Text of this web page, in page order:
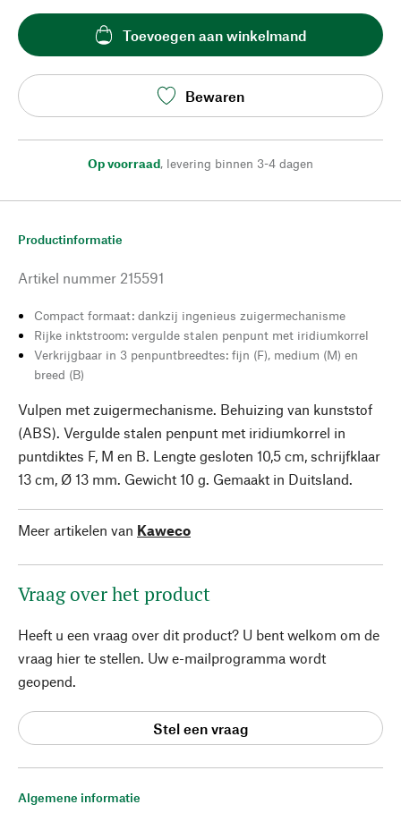
Toevoegen aan winkelmand
Bewaren
Op voorraad, levering binnen 3-4 dagen
Algemene informatie
Productinformatie
Artikel nummer 215591
Compact formaat: dankzij ingenieus zuigermechanisme
Rijke inktstroom: vergulde stalen penpunt met iridiumkorrel
Verkrijgbaar in 3 penpuntbreedtes: fijn (F), medium (M) en
breed (B)
Vulpen met zuigermechanisme. Behuizing van kunststof
(ABS). Vergulde stalen penpunt met iridiumkorrel in
puntdiktes F, M en B. Lengte gesloten 10,5 cm, schrijfklaar
13 cm, Ø 13 mm. Gewicht 10 g. Gemaakt in Duitsland.
Meer artikelen van Kaweco
Vraag over het product
Heeft u een vraag over dit product? U bent welkom om de
vraag hier te stellen. Uw e-mailprogramma wordt
geopend.
Stel een vraag